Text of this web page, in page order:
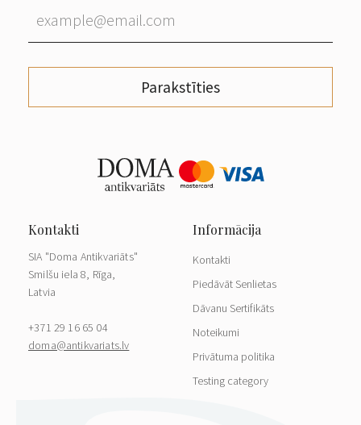
Parakstīties
SIA "Doma Antikvariāts"
Smilšu iela 8, Rīga,
Latvia
+371 29 16 65 04
doma@antikvariats.lv
Kontakti
Piedāvāt Senlietas
Dāvanu Sertifikāts
Noteikumi
Privātuma politika
Testing category